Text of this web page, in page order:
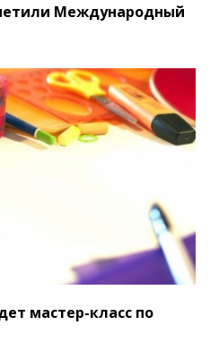
Международный
мастер-класс по